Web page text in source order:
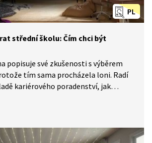
PL
střední školu: Čím chci být
popisuje své zkušenosti s výběrem
tím sama procházela loni. Radí
kariérového poradenství, jak